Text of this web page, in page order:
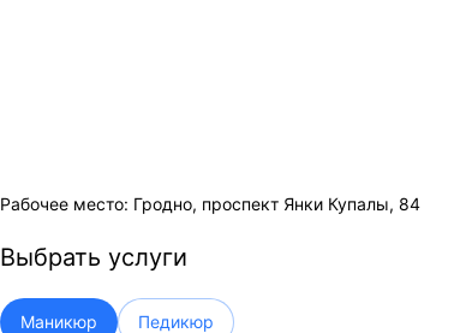
Рабочее место: Гродно, проспект Янки Купалы, 84
Выбрать услуги
Маникюр Педикюр